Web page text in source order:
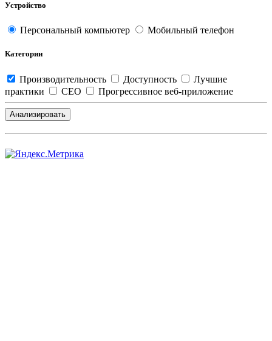
Устройство
Персональный компьютер Мобильный телефон
Категории
Производительность Доступность
Лучшие
практики
СЕО Прогрессивное веб-приложение
Анализировать